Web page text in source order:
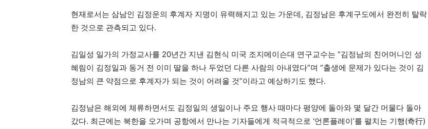
현재로서는 삼남인 김정운의 후계자 지명이 유력해지고 있는 가운데, 김정남은 후계구도에서 완전히 탈락
한 것으로 관측되고 있다.
김일성 일가의 가정교사를 20년간 지낸 김현식 미국 조지메이슨대 연구교수는 “김정남의 친어머니인 성
혜림이 김정일과 동거 전 이미 딸을 하나 두었던 다른 사람의 아내였다”며 “출생에 문제가 있다는 것이 김
정남의 큰 약점으로 후계자가 되는 것이 어려울 것”이라고 예상하기도 했다.
김정남은 해외에 체류하면서도 김정일의 생일이나 주요 행사 때마다 평양에 돌아와 몇 달간 머물다 돌아
갔다. 최근에는 북한을 오가며 공항에서 만나는 기자들에게 적극적으로 ‘언론플레이’를 펼치는 기행(奇行)